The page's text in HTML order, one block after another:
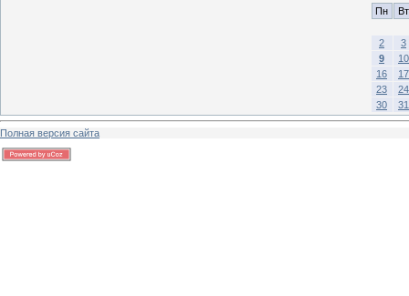
Пн Вт
2
3
9
10
16
17
23
24
30
31
Полная версия сайта